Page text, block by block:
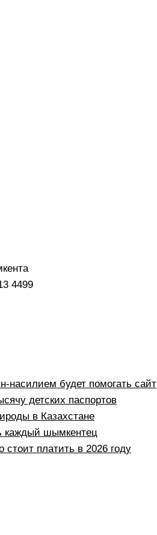
4499
насилием будет помогать сайт
детских паспортов
в Казахстане
каждый шымкентец
стоит платить в 2026 году